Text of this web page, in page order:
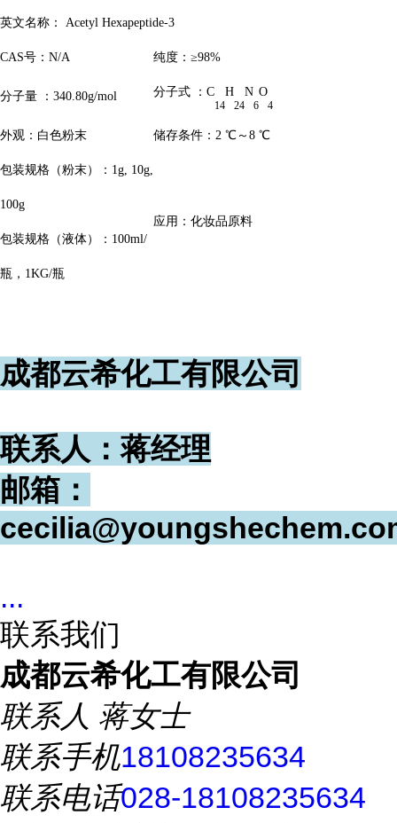
英文名称： Acetyl Hexapeptide-3
CAS号：N/A 纯度：≥98%
分子量 ：340.80g/mol 分子式 ：C
14
H
24
N
6
O
4
外观：白色粉末 储存条件：2 ℃～8 ℃
包装规格（粉末）：1g, 10g,
100g
包装规格（液体）：100ml/
瓶，1KG/瓶
应用：化妆品原料
成都云希化工有限公司
联系人：蒋经理
邮箱：
...
联系我们
成都云希化工有限公司
联系人 蒋女士
联系手机18108235634
联系电话028-18108235634